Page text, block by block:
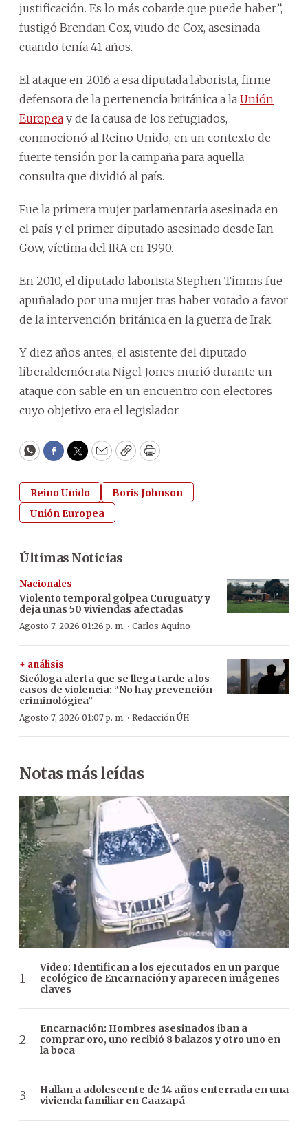
justificación. Es lo más cobarde que puede haber”,
fustigó Brendan Cox, viudo de Cox, asesinada
cuando tenía 41 años.
El ataque en 2016 a esa diputada laborista, firme
defensora de la pertenencia británica a la Unión
Europea y de la causa de los refugiados,
conmocionó al Reino Unido, en un contexto de
fuerte tensión por la campaña para aquella
consulta que dividió al país.
Fue la primera mujer parlamentaria asesinada en
el país y el primer diputado asesinado desde Ian
Gow, víctima del IRA en 1990.
En 2010, el diputado laborista Stephen Timms fue
apuñalado por una mujer tras haber votado a favor
de la intervención británica en la guerra de Irak.
Y diez años antes, el asistente del diputado
liberaldemócrata Nigel Jones murió durante un
ataque con sable en un encuentro con electores
cuyo objetivo era el legislador.
WhatsApp
Facebook
Twitter
EmailCopyPrint
Reino Unido
Boris Johnson
Unión Europea
Últimas Noticias
Nacionales
Violento temporal golpea Curuguaty y
deja unas 50 viviendas afectadas
Agosto 7, 2026 01:26 p. m. · Carlos Aquino
+ análisis
Sicóloga alerta que se llega tarde a los
casos de violencia: “No hay prevención
criminológica”
Agosto 7, 2026 01:07 p. m. · Redacción ÚH
Notas más leídas
Video: Identifican a los ejecutados en un parque
ecológico de Encarnación y aparecen imágenes
claves
Encarnación: Hombres asesinados iban a
comprar oro, uno recibió 8 balazos y otro uno en
la boca
Hallan a adolescente de 14 años enterrada en una
vivienda familiar en Caazapá